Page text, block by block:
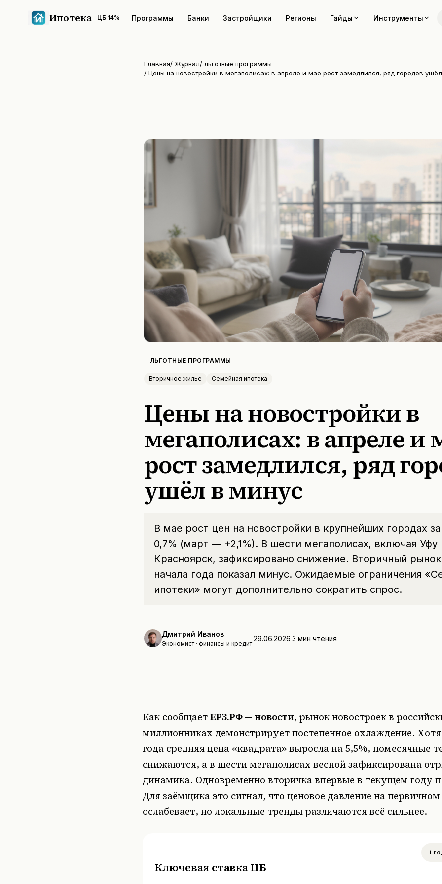
Ипотека ЦБ 14% Программы Банки Застройщики Регионы Гайды Инструменты
Главная/ Журнал/ льготные программы
/ Цены на новостройки в мегаполисах: в апреле и мае рост замедлился, ряд городов
ЛЬГОТНЫЕ ПРОГРАММЫ
Вторичное жилье Семейная ипотека
Цены на новостройки в
мегаполисах: в апреле и
рост замедлился, ряд
ушёл в минус
В мае рост цен на новостройки в крупнейших городах
0,7% (март — +2,1%). В шести мегаполисах, включая Уфу
Красноярск, зафиксировано снижение. Вторичный
начала года показал минус. Ожидаемые ограничения
ипотеки» могут дополнительно сократить спрос.
Дмитрий Иванов
Экономист · финансы и кредит
29.06.2026 3 мин чтения
Как сообщаетЕРЗ.РФ — новости, рынок новостроек в
миллионниках демонстрирует постепенное охлаждение. Хотя
года средняя цена «квадрата» выросла на 5,5%, помесячные
снижаются, а в шести мегаполисах весной зафиксирована
динамика. Одновременно вторичка впервые в текущем году
Для заёмщика это сигнал, что ценовое давление на
ослабевает, но локальные тренды различаются всё сильнее.
Ключевая ставка ЦБ
1